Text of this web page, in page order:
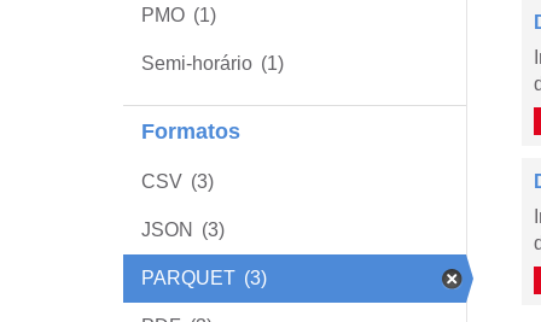
PMO (1)
Semi-horário (1)
Formatos
CSV (3)
JSON (3)
PARQUET (3)